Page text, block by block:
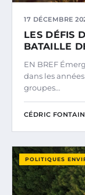
17 DÉCEMBRE
LES DÉFIS
BATAILLE
EN BREF
dans les
groupes…
CÉDRIC
POLITIQUES